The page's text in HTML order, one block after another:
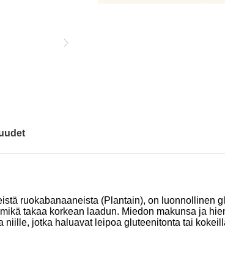
ruokabanaaneista (Plantain), on luonnollinen
takaa korkean laadun. Miedon makunsa ja
jotka haluavat leipoa gluteenitonta tai